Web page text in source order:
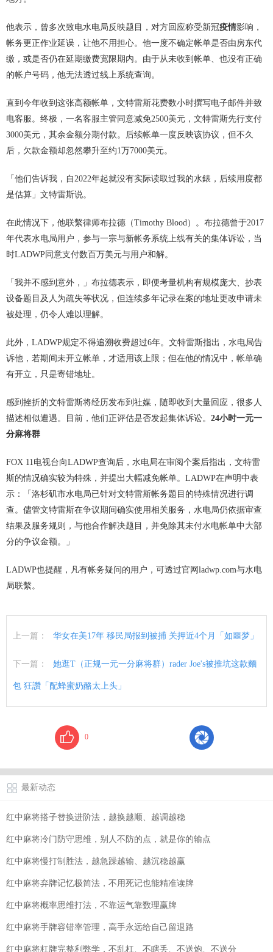
他表示，曾多次致电水电局反映题目，对方回应称受新冠疫情影响，
帐务更正作业延误，让他不用担心。他一度不确定帐单是否由房东代
缴，或是否仍在延期缴费宽限期内。由于从未收到帐单、也没有正确
的帐户号码，他无法透过线上系统查询。
直到今年收到这张高额帐单，文特雷斯花费数小时撰写电子邮件并致
电客服。终极，一名客服主管同意减免2500美元，文特雷斯先行支付
3000美元，其余金额分期付款。后续帐单一度反映该协议，但不久
后，欠款金额却忽然攀升至约1万7000美元。
「他们告诉我，自2022年起就没有实际读取过我的水錶，后续用度都
是估算」文特雷斯说。
在此情况下，他联繫律师布拉德（Timothy Blood）。布拉德曾于2017
年代表水电局用户，参与一宗与新帐务系统上线有关的集体诉讼，当
时LADWP同意支付数百万美元与用户和解。
「我并不感到意外，」布拉德表示，即便考量机构有规模庞大、抄表
设备题目及人为疏失等状况，但连续多年记录在案的地址更改申请未
被处理，仍令人难以理解。
此外，LADWP规定不得追溯收费超过6年。文特雷斯指出，水电局告
诉他，若期间未开立帐单，才适用该上限；但在他的情况中，帐单确
有开立，只是寄错地址。
感到挫折的文特雷斯将经历发布到社媒，随即收到大量回应，很多人
描述相似遭遇。目前，他们正评估是否发起集体诉讼。 24小时一元一
分麻将群
FOX 11电视台向LADWP查询后，水电局在审阅个案后指出，文特雷
斯的情况确实较为特殊，并提出大幅减免帐单。LADWP在声明中表
示：「洛杉矶市水电局已针对文特雷斯帐务题目的特殊情况进行调
查。儘管文特雷斯在争议期间确实使用相关服务，水电局仍依据审查
结果及服务规则，与他合作解决题目，并免除其未付水电帐单中大部
分的争议金额。」
LADWP也提醒，凡有帐务疑问的用户，可透过官网ladwp.com与水电
局联繫。
上一篇： 华女在美17年 移民局报到被捕 关押近4个月「如噩梦」
下一篇： 她逛T（正规一元一分麻将群）rader Joe's被推坑这款麵
包 狂讚「配蜂蜜奶酪太上头」
0
最新动态
红中麻将搭子替换进阶法，越换越顺、越调越稳
红中麻将冷门防守思维，别人不防的点，就是你的输点
红中麻将慢打制胜法，越急躁越输、越沉稳越赢
红中麻将弃牌记忆极简法，不用死记也能精准读牌
红中麻将概率思维打法，不靠运气靠数理赢牌
红中麻将手牌容错率管理，高手永远给自己留退路
红中麻将杠牌完整利弊学，不乱杠、不瞎丢、不送炮、不送分